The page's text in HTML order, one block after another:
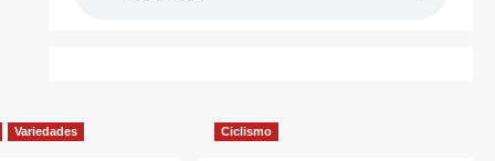
Variedades Ciclismo